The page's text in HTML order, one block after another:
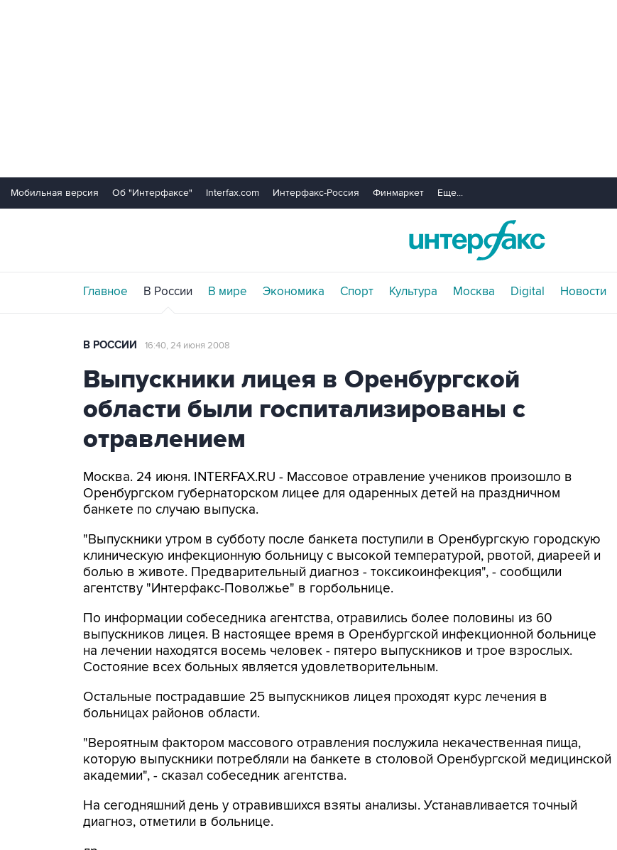
Мобильная версия Об "Интерфаксе" Interfax.com Интерфакс-Россия Финмаркет Еще...
Главное В России В мире Экономика Спорт Культура Москва Digital Новости
В РОССИИ 16:40, 24 июня 2008
Выпускники лицея в Оренбургской
области были госпитализированы с
отравлением
Москва. 24 июня. INTERFAX.RU - Массовое отравление учеников произошло в
Оренбургском губернаторском лицее для одаренных детей на праздничном
банкете по случаю выпуска.
"Выпускники утром в субботу после банкета поступили в Оренбургскую городскую
клиническую инфекционную больницу с высокой температурой, рвотой, диареей и
болью в животе. Предварительный диагноз - токсикоинфекция", - сообщили
агентству "Интерфакс-Поволжье" в горбольнице.
По информации собеседника агентства, отравились более половины из 60
выпускников лицея. В настоящее время в Оренбургской инфекционной больнице
на лечении находятся восемь человек - пятеро выпускников и трое взрослых.
Состояние всех больных является удовлетворительным.
Остальные пострадавшие 25 выпускников лицея проходят курс лечения в
больницах районов области.
"Вероятным фактором массового отравления послужила некачественная пища,
которую выпускники потребляли на банкете в столовой Оренбургской медицинской
академии", - сказал собеседник агентства.
На сегодняшний день у отравившихся взяты анализы. Устанавливается точный
диагноз, отметили в больнице.